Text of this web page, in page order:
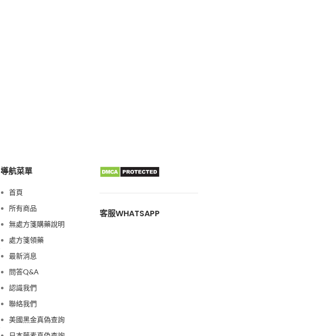
導航菜單
首頁
所有商品
無處方箋購藥說明
處方箋領藥
最新消息
問答Q&A
認識我們
聯絡我們
美國黑金真偽查詢
客服WHATSAPP